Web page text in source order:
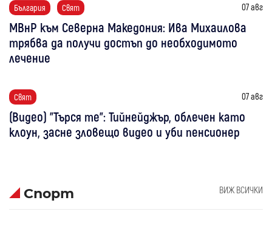
България Свят 07 авг
МВнР към Северна Македония: Ива Михаилова
трябва да получи достъп до необходимото
лечение
Свят 07 авг
(Видео) "Търся те": Тийнейджър, облечен като
клоун, засне зловещо видео и уби пенсионер
Спорт ВИЖ ВСИЧКИ